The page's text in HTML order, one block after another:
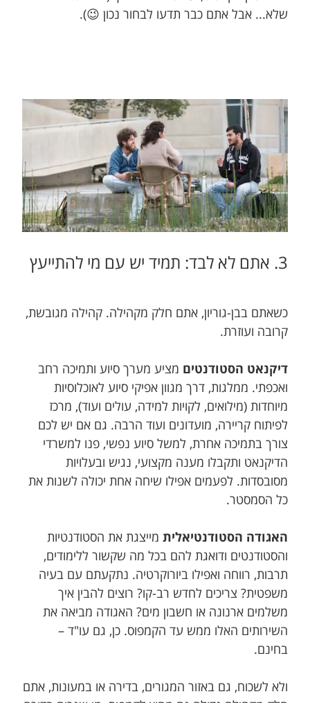
שלא... אבל אתם כבר תדעו לבחור נכון 😉).
3. אתם ל​​א לבד: תמיד​ יש עם מי להתייעץ​
כשאתם בבן-גוריון, אתם חלק מקהילה. קהילה מגובשת,
קרובה ועוזרת.
דיקנאט הסטודנטים מציע מערך סיוע ותמיכה רחב
ואכפתי. ממלגות, דרך מגוון אפיקי סיוע לאוכלוסיות
מיוחדות (מילואים, לקויות למידה, עולים ועוד), מרכז
לפיתוח קריירה, מועדונים ועוד הרבה. גם אם יש לכם
צורך בתמיכה אחרת, למשל סיוע נפשי, פנו למשרדי
הדיקנאט ותקבלו מענה מקצועי, נגיש ובעלויות
מסובסדות. לפעמים אפילו שיחה אחת יכולה לשנות את
כל הסמסטר.
האגודה הסטודנטיאלית מייצגת את הסטודנטיות
והסטודנטים ודואגת להם בכל מה שקשור ללימודים,
תרבות, רווחה ואפילו ביורוקרטיה. נתקעתם עם בעיה
משפטית? צריכים לחדש רב-קו? רוצים להבין איך
משלמים ארנונה או חשבון מים? האגודה מביאה את
השירותים האלו ממש עד הקמפוס. כן, גם עו"ד –
בחינם.
ולא לשכוח, גם באזור המגורים, בדירה או במעונות, אתם